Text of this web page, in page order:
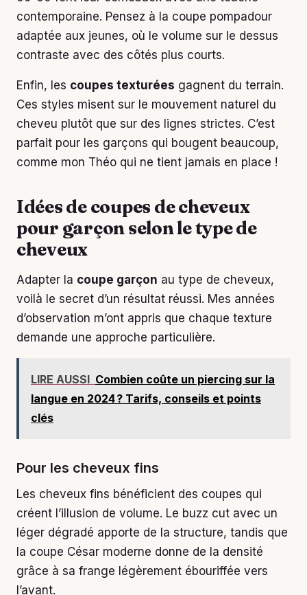
contemporaine. Pensez à la coupe pompadour
adaptée aux jeunes, où le volume sur le dessus
contraste avec des côtés plus courts.
Enfin, les coupes texturées gagnent du terrain.
Ces styles misent sur le mouvement naturel du
cheveu plutôt que sur des lignes strictes. C’est
parfait pour les garçons qui bougent beaucoup,
comme mon Théo qui ne tient jamais en place !
Idées de coupes de cheveux
pour garçon selon le type de
cheveux
Adapter la coupe garçon au type de cheveux,
voilà le secret d’un résultat réussi. Mes années
d’observation m’ont appris que chaque texture
demande une approche particulière.
LIRE AUSSI Combien coûte un piercing sur la
langue en 2024 ? Tarifs, conseils et points
clés
Pour les cheveux fins
Les cheveux fins bénéficient des coupes qui
créent l’illusion de volume. Le buzz cut avec un
léger dégradé apporte de la structure, tandis que
la coupe César moderne donne de la densité
grâce à sa frange légèrement ébouriffée vers
l’avant.